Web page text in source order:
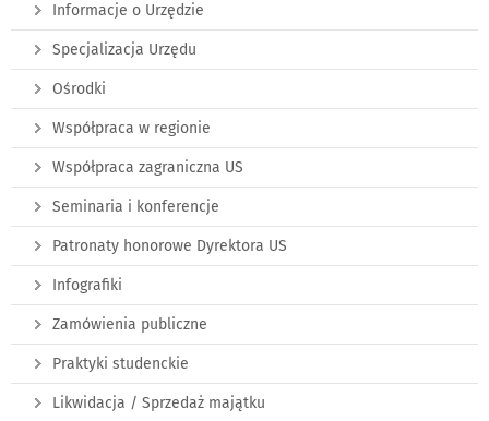
Informacje o Urzędzie
Specjalizacja Urzędu
Ośrodki
Współpraca w regionie
Współpraca zagraniczna US
Seminaria i konferencje
Patronaty honorowe Dyrektora US
Infografiki
Zamówienia publiczne
Praktyki studenckie
Likwidacja / Sprzedaż majątku